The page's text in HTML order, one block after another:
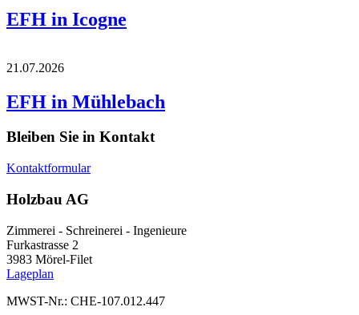
EFH in Icogne
21.07.2026
EFH in Mühlebach
Bleiben Sie in Kontakt
Kontaktformular
Holzbau AG
Zimmerei - Schreinerei - Ingenieure
Furkastrasse 2
3983 Mörel-Filet
Lageplan
MWST-Nr.: CHE-107.012.447